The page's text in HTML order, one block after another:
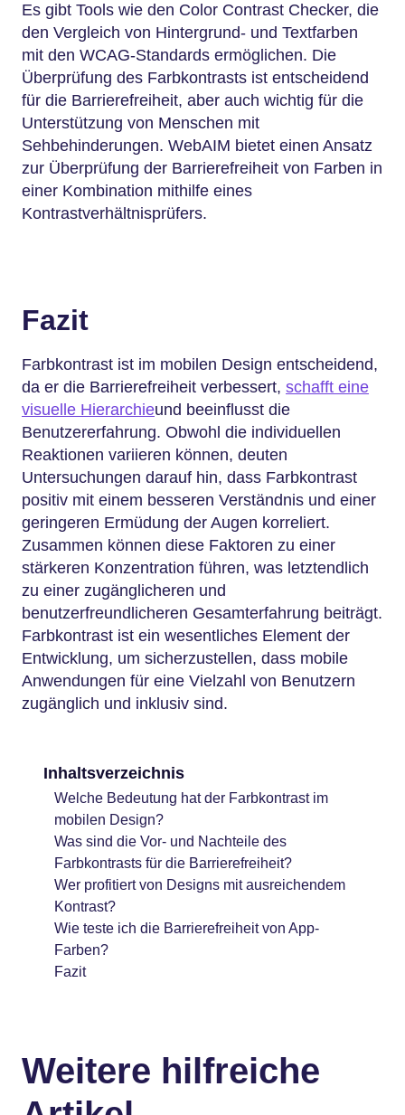
Es gibt Tools wie den Color Contrast Checker, die
den Vergleich von Hintergrund- und Textfarben
mit den WCAG-Standards ermöglichen. Die
Überprüfung des Farbkontrasts ist entscheidend
für die Barrierefreiheit, aber auch wichtig für die
Unterstützung von Menschen mit
Sehbehinderungen. WebAIM bietet einen Ansatz
zur Überprüfung der Barrierefreiheit von Farben in
einer Kombination mithilfe eines
Kontrastverhältnisprüfers.
Fazit
Farbkontrast ist im mobilen Design entscheidend,
da er die Barrierefreiheit verbessert, schafft eine
visuelle Hierarchieund beeinflusst die
Benutzererfahrung. Obwohl die individuellen
Reaktionen variieren können, deuten
Untersuchungen darauf hin, dass Farbkontrast
positiv mit einem besseren Verständnis und einer
geringeren Ermüdung der Augen korreliert.
Zusammen können diese Faktoren zu einer
stärkeren Konzentration führen, was letztendlich
zu einer zugänglicheren und
benutzerfreundlicheren Gesamterfahrung beiträgt.
Farbkontrast ist ein wesentliches Element der
Entwicklung, um sicherzustellen, dass mobile
Anwendungen für eine Vielzahl von Benutzern
zugänglich und inklusiv sind.
Inhaltsverzeichnis
Welche Bedeutung hat der Farbkontrast im
mobilen Design?
Was sind die Vor- und Nachteile des
Farbkontrasts für die Barrierefreiheit?
Wer profitiert von Designs mit ausreichendem
Kontrast?
Wie teste ich die Barrierefreiheit von App-
Farben?
Fazit
Weitere hilfreiche